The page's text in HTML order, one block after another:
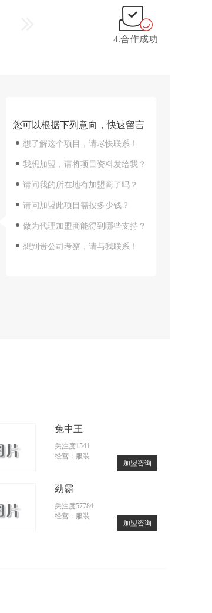
4.合作成功
您可以根据下列意向，快速留言
想了解这个项目，请尽快联系！
我想加盟，请将项目资料发给我？
请问我的所在地有加盟商了吗？
请问加盟此项目需投多少钱？
做为代理加盟商能得到哪些支持？
想到贵公司考察，请与我联系！
兔中王
关注度1541
经营：服装
加盟咨询
劲霸
关注度57784
经营：服装
加盟咨询